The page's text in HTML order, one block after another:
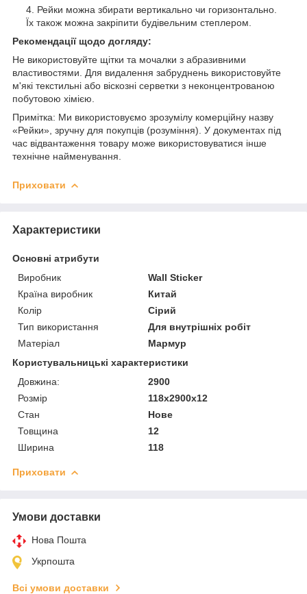
Рейки можна збирати вертикально чи горизонтально.
Їх також можна закріпити будівельним степлером.
Рекомендації щодо догляду:
Не використовуйте щітки та мочалки з абразивними
властивостями. Для видалення забруднень використовуйте
м'які текстильні або віскозні серветки з неконцентрованою
побутовою хімією.
Примітка: Ми використовуємо зрозумілу комерційну назву
«Рейки», зручну для покупців (розуміння). У документах під
час відвантаження товару може використовуватися інше
технічне найменування.
Приховати
Характеристики
Основні атрибути
Виробник
Wall Sticker
Країна виробник
Китай
Колір
Сірий
Тип використання
Для внутрішніх робіт
Матеріал
Мармур
Користувальницькі характеристики
Довжина:
2900
Розмір
118х2900х12
Стан
Нове
Товщина
12
Ширина
118
Приховати
Умови доставки
Нова Пошта
Укрпошта
Всі умови доставки